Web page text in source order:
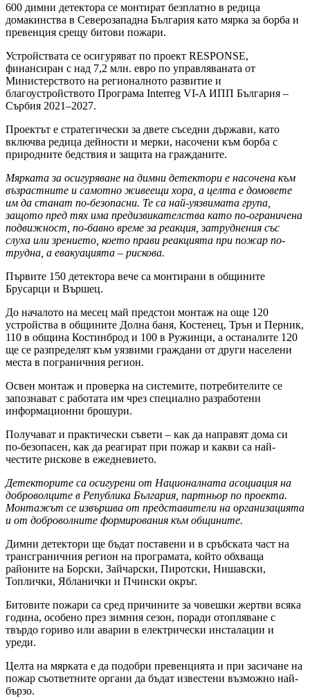
600 димни детектора се монтират безплатно в редица
домакинства в Северозападна България като мярка за борба и
превенция срещу битови пожари.
Устройствата се осигуряват по проект RESPONSE,
финансиран с над 7,2 млн. евро по управляваната от
Министерството на регионалното развитие и
благоустройството Програма Interreg VI-A ИПП България –
Сърбия 2021–2027.
Проектът е стратегически за двете съседни държави, като
включва редица дейности и мерки, насочени към борба с
природните бедствия и защита на гражданите.
Мярката за осигуряване на димни детектори е насочена към
възрастните и самотно живеещи хора, а целта е домовете
им да станат по-безопасни. Те са най-уязвимата група,
защото пред тях има предизвикателства като по-ограничена
подвижност, по-бавно време за реакция, затруднения със
слуха или зрението, което прави реакцията при пожар по-
трудна, а евакуацията – рискова.
Първите 150 детектора вече са монтирани в общините
Брусарци и Вършец.
До началото на месец май предстои монтаж на още 120
устройства в общините Долна баня, Костенец, Трън и Перник,
110 в община Костинброд и 100 в Ружинци, а останалите 120
ще се разпределят към уязвими граждани от други населени
места в пограничния регион.
Освен монтаж и проверка на системите, потребителите се
запознават с работата им чрез специално разработени
информационни брошури.
Получават и практически съвети – как да направят дома си
по-безопасен, как да реагират при пожар и какви са най-
честите рискове в ежедневието.
Детекторите са осигурени от Националната асоциация на
доброволците в Република България, партньор по проекта.
Монтажът се извършва от представители на организацията
и от доброволните формирования към общините.
Димни детектори ще бъдат поставени и в сръбската част на
трансграничния регион на програмата, който обхваща
районите на Борски, Зайчарски, Пиротски, Нишавски,
Топлички, Ябланички и Пчински окръг.
Битовите пожари са сред причините за човешки жертви всяка
година, особено през зимния сезон, поради отопляване с
твърдо гориво или аварии в електрически инсталации и
уреди.
Целта на мярката е да подобри превенцията и при засичане на
пожар съответните органи да бъдат известени възможно най-
бързо.